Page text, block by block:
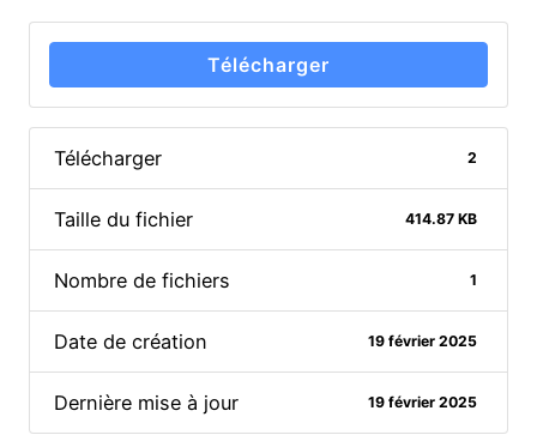
Télécharger
Télécharger 2
Taille du fichier 414.87 KB
Nombre de fichiers 1
Date de création 19 février 2025
Dernière mise à jour 19 février 2025